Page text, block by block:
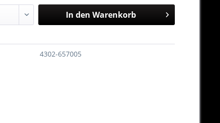
In den Warenkorb
4302-657005